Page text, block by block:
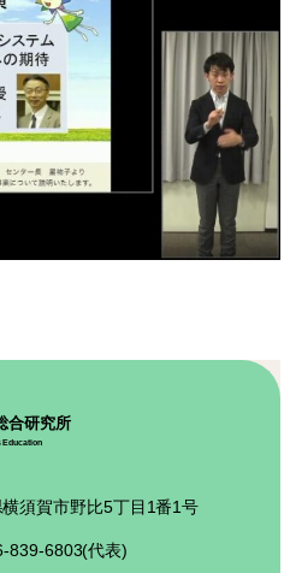
合研究所
Education
須賀市野比5丁目1番1号
839-6803(代表)